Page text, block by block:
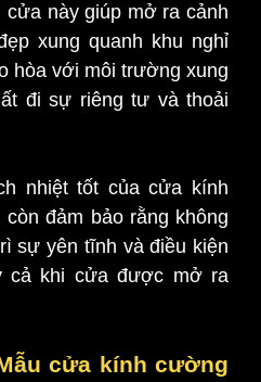
cửa này giúp mở ra cảnh
xung quanh khu nghỉ
hòa với môi trường xung
đi sự riêng tư và thoải
nhiệt tốt của cửa kính
đảm bảo rằng không
sự yên tĩnh và điều kiện
cả khi cửa được mở ra
cửa kính cường